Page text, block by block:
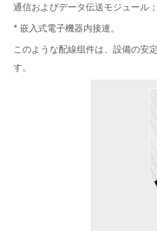
通信およびデータ伝送モジュール；
* 嵌入式電子機器内接連。
このような配線组件は、設備の安
す。